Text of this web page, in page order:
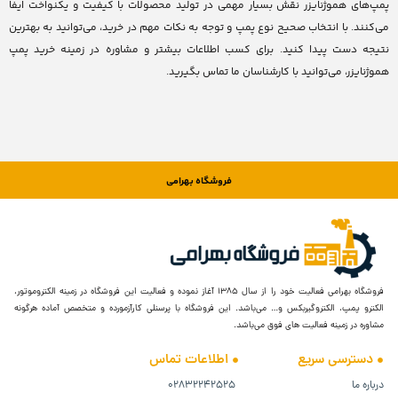
پمپ‌های هموژنایزر نقش بسیار مهمی در تولید محصولات با کیفیت و یکنواخت ایفا
می‌کنند. با انتخاب صحیح نوع پمپ و توجه به نکات مهم در خرید، می‌توانید به بهترین
نتیجه دست پیدا کنید. برای کسب اطلاعات بیشتر و مشاوره در زمینه خرید پمپ
هموژنایزر، می‌توانید با کارشناسان ما تماس بگیرید.
فروشگاه بهرامی
فروشگاه بهرامی فعالیت خود را از سال ۱۳۸۵ آغاز نموده و فعالیت این فروشگاه در زمینه الکتروموتور،
الکترو پمپ، الکتروگیربکس و… می‌باشد. این فروشگاه با پرسنلی کارآزمورده و متخصص آماده هرگونه
مشاوره در زمینه فعالیت های فوق می‌باشد.
دسترسی سریع
درباره ما
اطلاعات تماس
۰۲۸۳۲۲۴۲۵۲۵